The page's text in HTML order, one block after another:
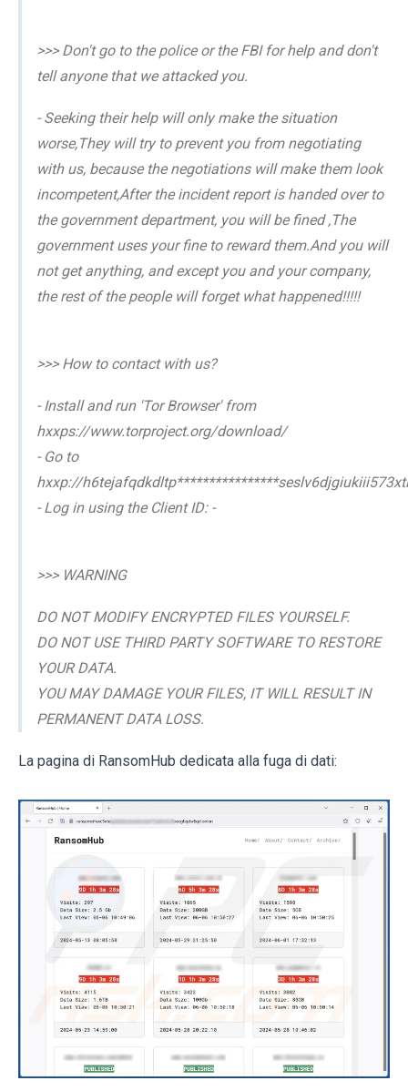
>>> Don't go to the police or the FBI for help and don't
tell anyone that we attacked you.
- Seeking their help will only make the situation
worse,They will try to prevent you from negotiating
with us, because the negotiations will make them look
incompetent,After the incident report is handed over to
the government department, you will be fined ,The
government uses your fine to reward them.And you will
not get anything, and except you and your company,
the rest of the people will forget what happened!!!!!
>>> How to contact with us?
- Install and run 'Tor Browser' from
hxxps://www.torproject.org/download/
- Go to
hxxp://
- Log in using the Client ID: -
>>> WARNING
DO NOT MODIFY ENCRYPTED FILES YOURSELF.
DO NOT USE THIRD PARTY SOFTWARE TO RESTORE
YOUR DATA.
YOU MAY DAMAGE YOUR FILES, IT WILL RESULT IN
PERMANENT DATA LOSS.
La pagina di RansomHub dedicata alla fuga di dati: